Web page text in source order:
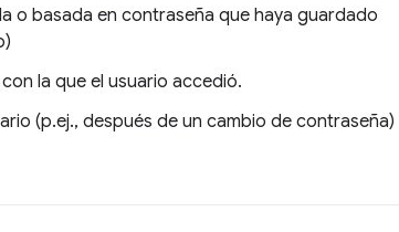
o basada en contraseña que haya guardado
la que el usuario accedió.
(p.ej., después de un cambio de contraseña)